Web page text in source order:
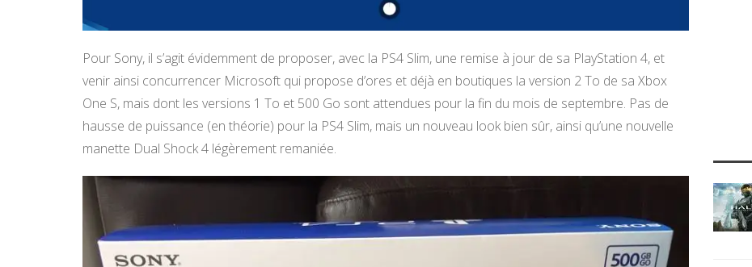
Pour Sony, il s’agit évidemment de proposer, avec la PS4 Slim, une remise à jour de sa PlayStation 4, et
venir ainsi concurrencer Microsoft qui propose d’ores et déjà en boutiques la version 2 To de sa Xbox
One S, mais dont les versions 1 To et 500 Go sont attendues pour la fin du mois de septembre. Pas de
hausse de puissance (en théorie) pour la PS4 Slim, mais un nouveau look bien sûr, ainsi qu’une nouvelle
manette Dual Shock 4 légèrement remaniée.